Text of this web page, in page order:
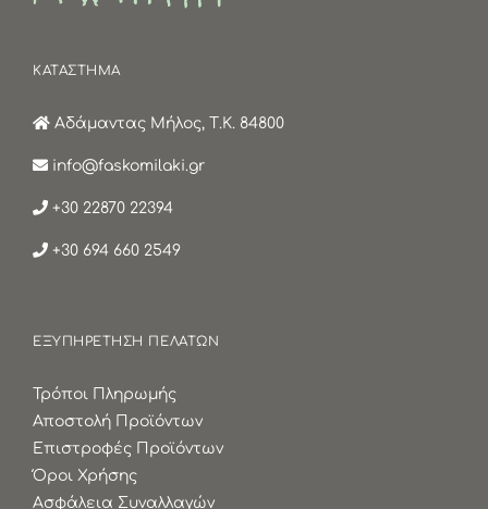
ΚΑΤΑΣΤΗΜΑ
Αδάμαντας Μήλος, Τ.Κ. 84800
info@faskomilaki.gr
+30 22870 22394
+30 694 660 2549
ΕΞΥΠΗΡΕΤΗΣΗ ΠΕΛΑΤΩΝ
Τρόποι Πληρωμής
Αποστολή Προϊόντων
Επιστροφές Προϊόντων
Όροι Χρήσης
Ασφάλεια Συναλλαγών